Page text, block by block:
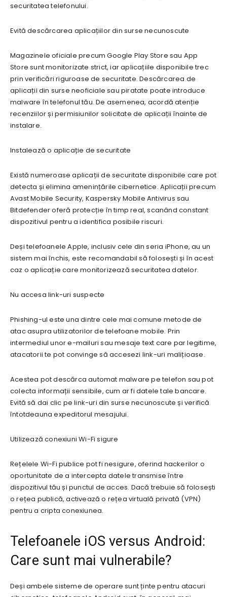
securitatea telefonului.
Evită descărcarea aplicațiilor din surse necunoscute
Magazinele oficiale precum Google Play Store sau App
Store sunt monitorizate strict, iar aplicațiile disponibile trec
prin verificări riguroase de securitate. Descărcarea de
aplicații din surse neoficiale sau piratate poate introduce
malware în telefonul tău. De asemenea, acordă atenție
recenziilor și permisiunilor solicitate de aplicații înainte de
instalare.
Instalează o aplicație de securitate
Există numeroase aplicații de securitate disponibile care pot
detecta și elimina amenințările cibernetice. Aplicații precum
Avast Mobile Security, Kaspersky Mobile Antivirus sau
Bitdefender oferă protecție în timp real, scanând constant
dispozitivul pentru a identifica posibile riscuri.
Deși telefoanele Apple, inclusiv cele din seria iPhone, au un
sistem mai închis, este recomandabil să folosești și în acest
caz o aplicație care monitorizează securitatea datelor.
Nu accesa link-uri suspecte
Phishing-ul este una dintre cele mai comune metode de
atac asupra utilizatorilor de telefoane mobile. Prin
intermediul unor e-mailuri sau mesaje text care par legitime,
atacatorii te pot convinge să accesezi link-uri malițioase.
Acestea pot descărca automat malware pe telefon sau pot
colecta informații sensibile, cum ar fi datele tale bancare.
Evită să dai clic pe link-uri din surse necunoscute și verifică
întotdeauna expeditorul mesajului.
Utilizează conexiuni Wi-Fi sigure
Rețelele Wi-Fi publice pot fi nesigure, oferind hackerilor o
oportunitate de a intercepta datele transmise între
dispozitivul tău și punctul de acces. Dacă trebuie să folosești
o rețea publică, activează o rețea virtuală privată (VPN)
pentru a cripta conexiunea.
Telefoanele iOS versus Android:
Care sunt mai vulnerabile?
Deși ambele sisteme de operare sunt ținte pentru atacuri